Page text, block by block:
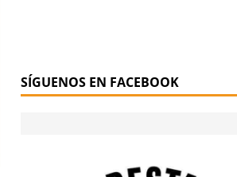
SÍGUENOS EN FACEBOOK